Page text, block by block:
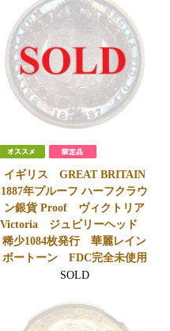
イギリス GREAT BRITAIN
1887年プルーフ ハーフクラウ
ン銀貨 Proof ヴィクトリア
Victoria ジュビリーヘッド
稀少1084枚発行 華麗レイン
ボートーン FDC完全未使用
SOLD